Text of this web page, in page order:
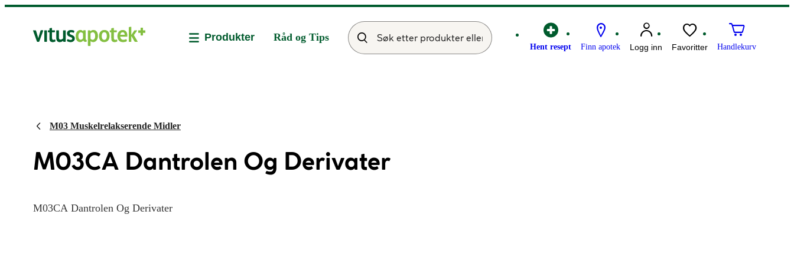
Hent resept Finn apotek Logg inn Favoritter Handlekurv
Produkter Råd og Tips
M03 Muskelrelakserende Midler
M03CA Dantrolen Og Derivater
M03CA Dantrolen Og Derivater